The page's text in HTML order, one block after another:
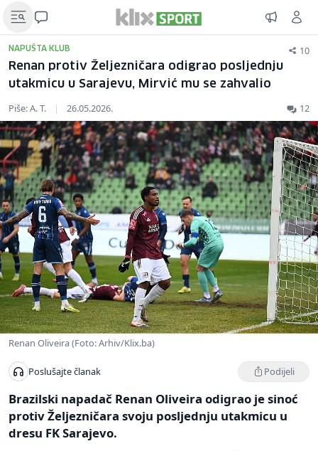
NAPUŠTA KLUB 10
Renan protiv Željezničara odigrao posljednju
utakmicu u Sarajevu, Mirvić mu se zahvalio
Piše: A. T. | 26.05.2026. 12
Renan Oliveira (Foto: Arhiv/Klix.ba)
Poslušajte članak Podijeli
Brazilski napadač Renan Oliveira odigrao je sinoć
protiv Željezničara svoju posljednju utakmicu u
dresu FK Sarajevo.